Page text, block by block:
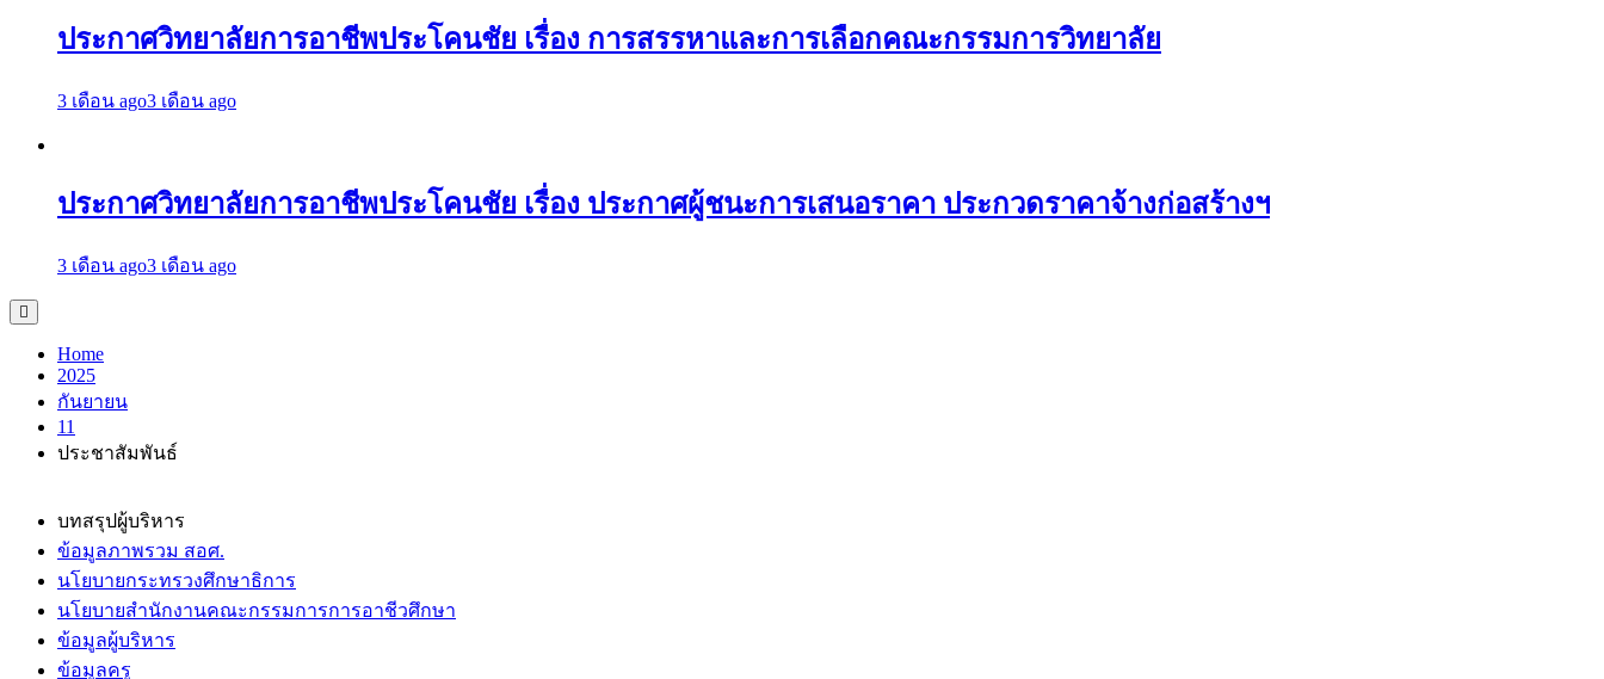
ประกาศวิทยาลัยการอาชีพประโคนชัย เรื่อง การสรรหาและการเลือกคณะกรรมการวิทยาลัย
3 เดือน ago3 เดือน ago
ประกาศวิทยาลัยการอาชีพประโคนชัย เรื่อง ประกาศผู้ชนะการเสนอราคา ประกวดราคาจ้างก่อสร้างฯ
3 เดือน ago3 เดือน ago
Home
2025
กันยายน
11
ประชาสัมพันธ์
บทสรุปผู้บริหาร
ข้อมูลภาพรวม สอศ.
นโยบายกระทรวงศึกษาธิการ
นโยบายสำนักงานคณะกรรมการการอาชีวศึกษา
ข้อมูลผู้บริหาร
ข้อมูลครู